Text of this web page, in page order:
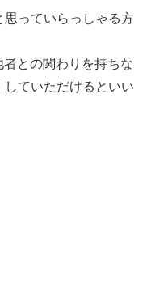
思っていらっしゃる方
との関わりを持ちな
ていただけるといい